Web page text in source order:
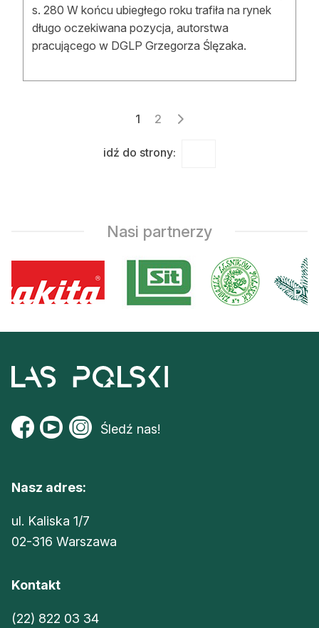
s. 280 W końcu ubiegłego roku trafiła na rynek
długo oczekiwana pozycja, autorstwa
pracującego w DGLP Grzegorza Ślęzaka.
Stronicowanie
1 2
idź do strony:
Nasi partnerzy
Śledź nas!
Nasz adres:
ul. Kaliska 1/7
02-316 Warszawa
Kontakt
(22) 822 03 34